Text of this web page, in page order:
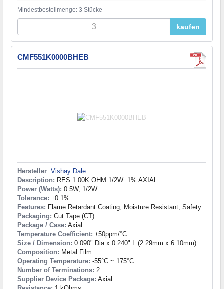
Mindestbestellmenge: 3 Stücke
kaufen
CMF551K0000BHEB
Hersteller: Vishay Dale
Description: RES 1.00K OHM 1/2W .1% AXIAL
Power (Watts): 0.5W, 1/2W
Tolerance: ±0.1%
Features: Flame Retardant Coating, Moisture Resistant, Safety
Packaging: Cut Tape (CT)
Package / Case: Axial
Temperature Coefficient: ±50ppm/°C
Size / Dimension: 0.090" Dia x 0.240" L (2.29mm x 6.10mm)
Composition: Metal Film
Operating Temperature: -55°C ~ 175°C
Number of Terminations: 2
Supplier Device Package: Axial